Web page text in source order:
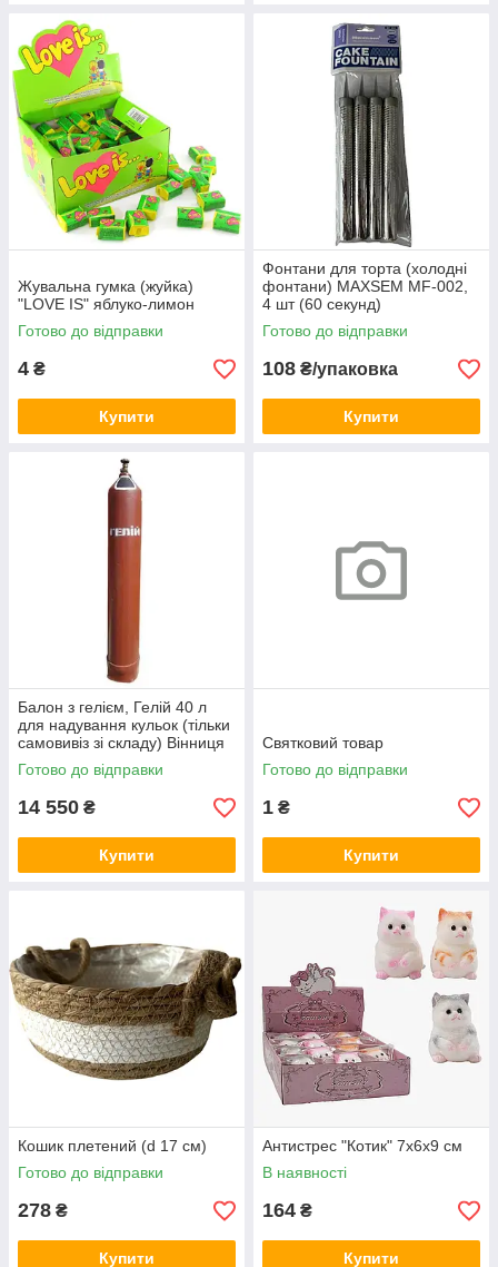
Жувальна гумка (жуйка)
"LOVE IS" яблуко-лимон
Готово до відправки
4 ₴
Купити
Фонтани для торта (холодні
фонтани) MAXSEM MF-002,
4 шт (60 секунд)
Готово до відправки
108 ₴/упаковка
Купити
Балон з гелієм, Гелій 40 л
для надування кульок (тільки
самовивіз зі складу) Вінниця
Готово до відправки
14 550 ₴
Купити
Святковий товар
Готово до відправки
1 ₴
Купити
Кошик плетений (d 17 см)
Готово до відправки
278 ₴
Купити
Антистрес "Котик" 7х6х9 см
В наявності
164 ₴
Купити